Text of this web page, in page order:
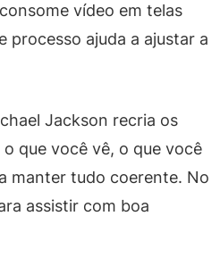
vídeo em telas
processo ajuda a ajustar a
Jackson recria os
que você vê, o que você
manter tudo coerente. No
assistir com boa